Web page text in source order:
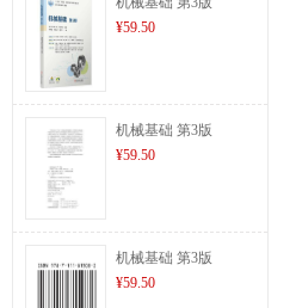
¥59.50
机械基础 第3版
¥59.50
机械基础 第3版
¥59.50